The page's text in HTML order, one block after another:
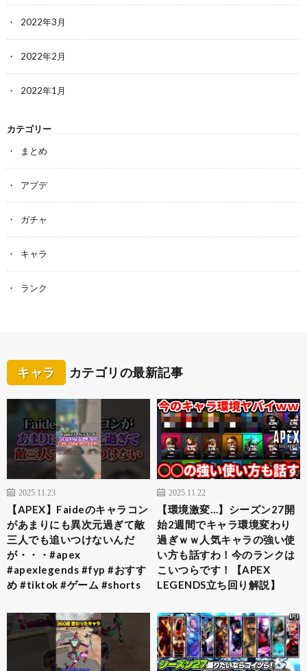
2022年3月
2022年2月
2022年1月
カテゴリー
まとめ
アプデ
ガチャ
キャラ
ランク
キャラ カテゴリの最新記事
2025.11.23
【APEX】Faideのキャラコン
があまりにも異次元過ぎて敵
三人でも追いつけないんだ
が・・・#apex
#apexlegends #fyp #おすす
め #tiktok #ゲーム #shorts
2025.11.22
【環境激変…】シーズン27開
始2週間でキャラ環境変わり
過ぎｗｗ人気キャラの強い使
い方も話すわ！今のランクは
こいつらです！【APEX
LEGENDS立ち回り解説】